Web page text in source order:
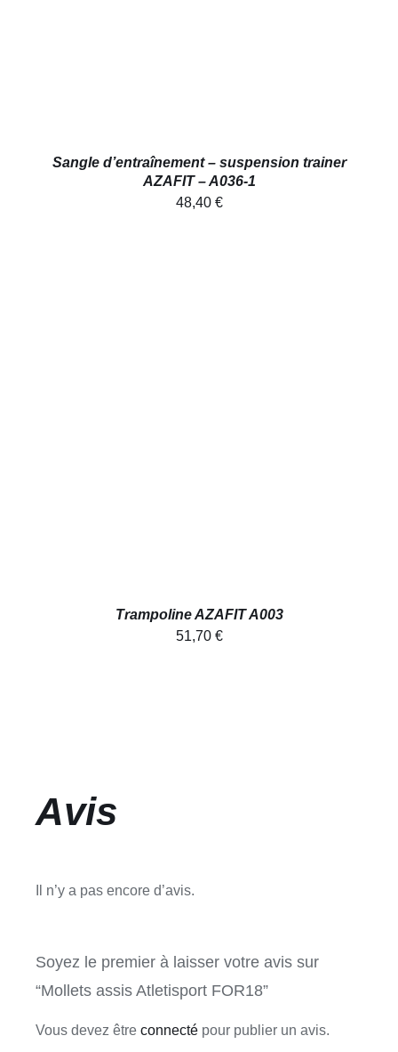
Sangle d’entraînement – suspension trainer
AZAFIT – A036-1
48,40 €
Trampoline AZAFIT A003
51,70 €
Avis
Il n’y a pas encore d’avis.
Soyez le premier à laisser votre avis sur
“Mollets assis Atletisport FOR18”
Vous devez être connectépour publier un avis.